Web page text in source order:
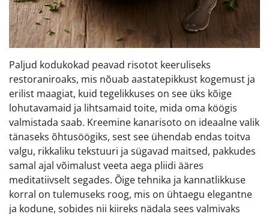
Paljud kodukokad peavad risotot keeruliseks
restoraniroaks, mis nõuab aastatepikkust kogemust ja
erilist maagiat, kuid tegelikkuses on see üks kõige
lohutavamaid ja lihtsamaid toite, mida oma köögis
valmistada saab. Kreemine kanarisoto on ideaalne valik
tänaseks õhtusöögiks, sest see ühendab endas toitva
valgu, rikkaliku tekstuuri ja sügavad maitsed, pakkudes
samal ajal võimalust veeta aega pliidi ääres
meditatiivselt segades. Õige tehnika ja kannatlikkuse
korral on tulemuseks roog, mis on ühtaegu elegantne
ja kodune, sobides nii kiireks nädala sees valmivaks